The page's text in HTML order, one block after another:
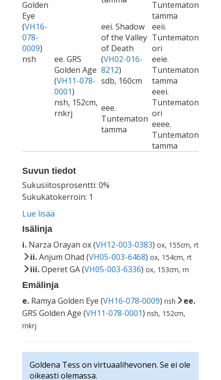
Golden
Eye
(VH16-
078-
0009)
nsh
Tuntematon
tamma
ee. GRS
Golden Age
(VH11-078-
0001)
nsh, 152cm,
rnkrj
eei. Shadow
of the Valley
of Death
(VH02-016-
8212)
sdb, 160cm
eeii.
Tuntematon
ori
eeie.
Tuntematon
tamma
eee.
Tuntematon
tamma
eeei.
Tuntematon
ori
eeee.
Tuntematon
tamma
Suvun tiedot
Sukusiitosprosentti: 0%
Sukukatokerroin: 1
Lue lisää
Isälinja
i. Narza Orayan ox (VH12-003-0383) ox, 155cm, rt
ii.Anjum Ohad (VH05-003-6468) ox, 154cm, rt
iii.Operet GA (VH05-003-6336) ox, 153cm, rn
Emälinja
e. Ramya Golden Eye (VH16-078-0009) nsh
ee.
GRS Golden Age (VH11-078-0001) nsh, 152cm,
rnkrj
Goldena Tess on virtuaalihevonen. Se ei ole
oikeasti olemassa.